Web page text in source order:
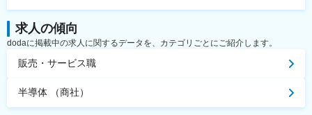
求人の傾向
dodaに掲載中の求人に関するデータを、カテゴリごとにご紹介します。
販売・サービス職
半導体 （商社）